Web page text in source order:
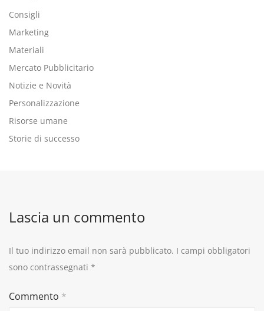
Consigli
Marketing
Materiali
Mercato Pubblicitario
Notizie e Novità
Personalizzazione
Risorse umane
Storie di successo
Lascia un commento
Il tuo indirizzo email non sarà pubblicato. I campi obbligatori
sono contrassegnati *
Commento *